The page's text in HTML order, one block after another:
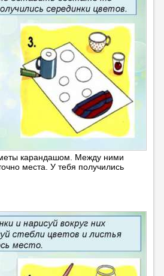
карандашом. Между ними
места. У тебя получились